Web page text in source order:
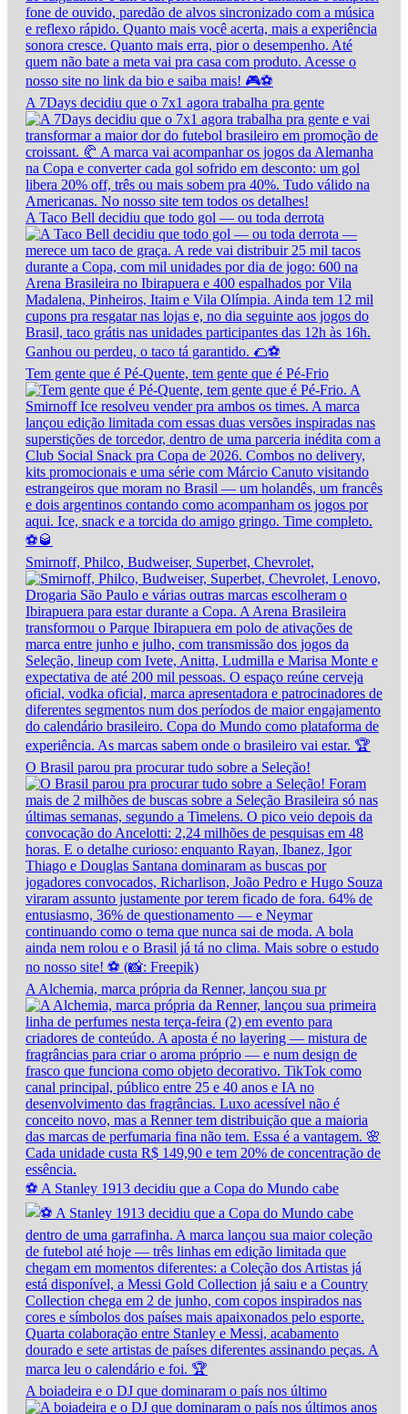
A 7Days decidiu que o 7x1 agora trabalha pra gente
A Taco Bell decidiu que todo gol — ou toda derrota
Tem gente que é Pé-Quente, tem gente que é Pé-Frio
Smirnoff, Philco, Budweiser, Superbet, Chevrolet,
O Brasil parou pra procurar tudo sobre a Seleção!
A Alchemia, marca própria da Renner, lançou sua pr
⚽ A Stanley 1913 decidiu que a Copa do Mundo cabe
A boiadeira e o DJ que dominaram o país nos último